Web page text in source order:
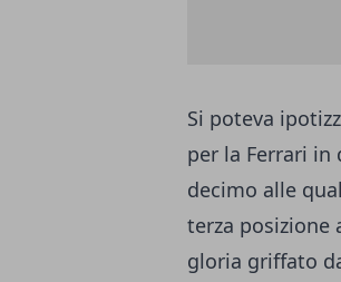
Si poteva
per la Ferrari in
decimo alle
terza posizione
gloria griffato